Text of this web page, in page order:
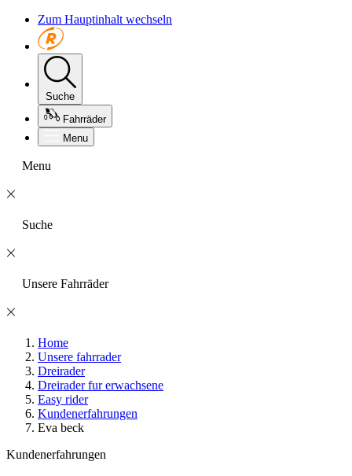
Zum Hauptinhalt wechseln
Suche
Fahrräder
Menu
Menu
Suche
Unsere Fahrräder
Home
Unsere fahrrader
Dreirader
Dreirader fur erwachsene
Easy rider
Kundenerfahrungen
Eva beck
Kundenerfahrungen